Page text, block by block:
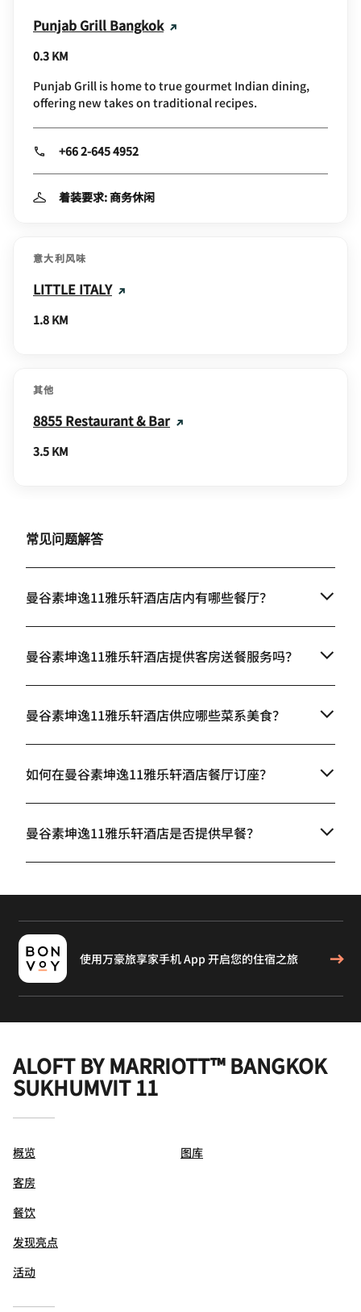
Punjab Grill Bangkok
0.3 KM
Punjab Grill is home to true gourmet Indian dining,
offering new takes on traditional recipes.
+66 2-645 4952
着装要求: 商务休闲
意大利风味
LITTLE ITALY
1.8 KM
其他
8855 Restaurant & Bar
3.5 KM
常见问题解答
曼谷素坤逸11雅乐轩酒店店内有哪些餐厅？
曼谷素坤逸11雅乐轩酒店提供客房送餐服务吗？
曼谷素坤逸11雅乐轩酒店供应哪些菜系美食？
如何在曼谷素坤逸11雅乐轩酒店餐厅订座？
曼谷素坤逸11雅乐轩酒店是否提供早餐？
使用万豪旅享家手机 App 开启您的住宿之旅
ALOFT BY MARRIOTT™ BANGKOK
SUKHUMVIT 11
概览
客房
餐饮
发现亮点
活动
图库